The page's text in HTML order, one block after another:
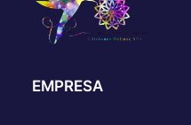
EMPRESA